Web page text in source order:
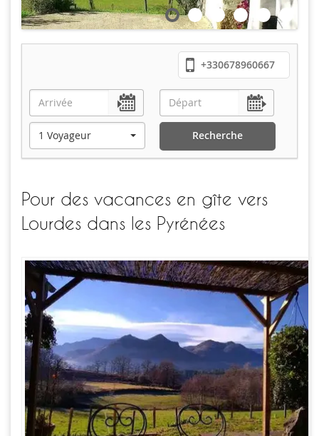
+330678960667
1 Voyageur Recherche
Pour des vacances en gîte vers
Lourdes dans les Pyrénées